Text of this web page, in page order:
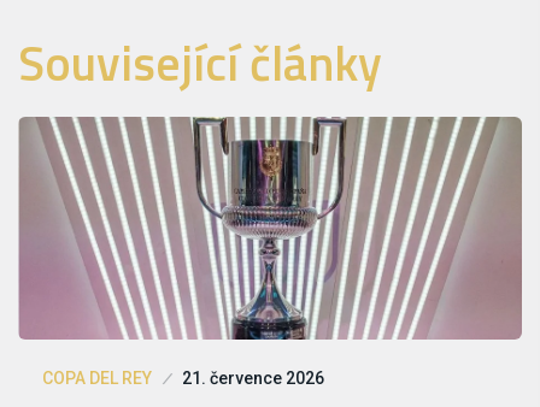
Související články
COPA DEL REY 21. července 2026